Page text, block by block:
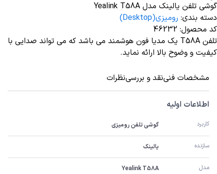
گوشی تلفن یالینک مدل Yealink T58A
دسته بندی: رومیزی(Desktop)
کد محصول:
46232
تلفن T58A یک مدیا فون هوشمند می باشد که می تواند صدایی با
کیفیت و وضوح بالا ارائه نماید.
مشخصات فنینقد و بررسینظرات
اطلاعات اولیه
کاربرد گوشی تلفن رومیزی
سازنده یالینک
مدل Yealink T58A